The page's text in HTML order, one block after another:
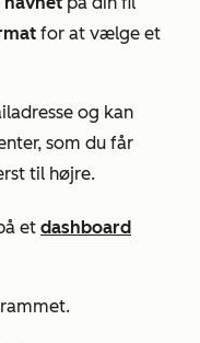
for at vælge et
og kan
som du får
til højre.
et dashboard